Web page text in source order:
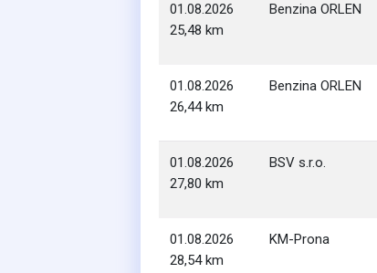
01.08.2026
25,48 km
Benzina ORLEN
01.08.2026
26,44 km
Benzina ORLEN
01.08.2026
27,80 km
BSV s.r.o.
01.08.2026
28,54 km
KM-Prona